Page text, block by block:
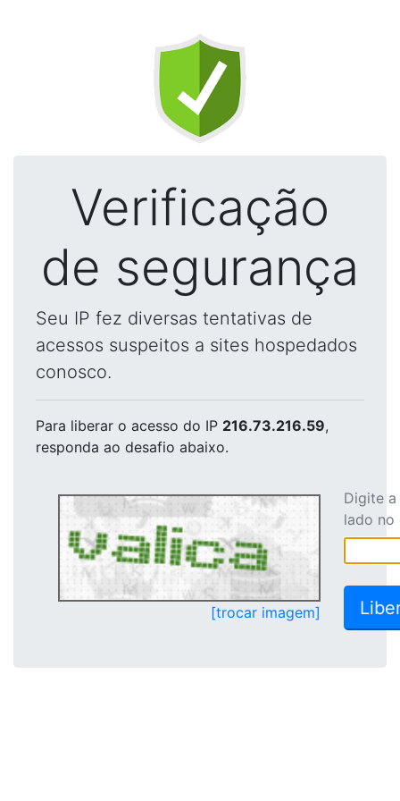
Verificação
de segurança
Seu IP fez diversas tentativas de
acessos suspeitos a sites hospedados
conosco.
Para liberar o acesso do IP 216.73.216.59,
responda ao desafio abaixo.
[trocar imagem]
Digite
lado no